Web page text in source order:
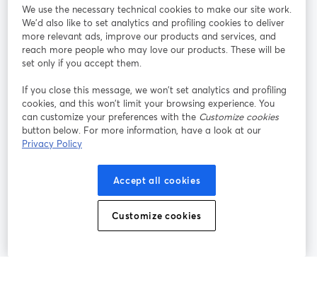
Mitmachen
Webinar Facebook
wird in einem neuen Tab geöffnet
X (Twitter)
wird in einem neuen Tab geöffnet
Nutzungsbedingungen
wird in einem neuen Tab geöffnet
Datenschutzrichtlinie
wird in einem neuen Tab geöffnet
Cookie-Richtlinie
Cookie-Einstellungen Hilfe-Center
We use the necessary technical cookies to make our site work.
We'd also like to set analytics and profiling cookies to deliver
more relevant ads, improve our products and services, and
reach more people who may love our products. These will be
set only if you accept them.
If you close this message, we won’t set analytics and profiling
cookies, and this won’t limit your browsing experience. You
can customize your preferences with the Customize cookies
button below. For more information, have a look at our
Privacy Policy
Accept all cookies
Customize cookies